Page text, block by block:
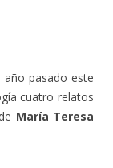
año pasado este
cuatro relatos
María Teresa